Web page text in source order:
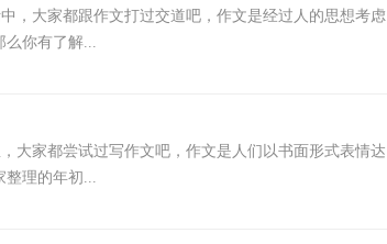
，大家都跟作文打过交道吧，作文是经过人的思想考虑
么你有了解...
大家都尝试过写作文吧，作文是人们以书面形式表情达
整理的年初...